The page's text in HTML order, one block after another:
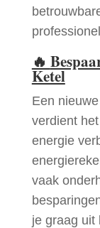
🔥
Ketel
Een
verdient
energie
vaak
je graag uit